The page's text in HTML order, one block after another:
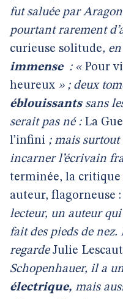
fut saluée par
pourtant rarement
curieuse solitude,
immense : « Pour
heureux » ; deux
éblouissants sans
serait pas né : La
l’infini ; mais surtout
incarner l’écrivain
terminée, la critique
auteur, flagorneuse :
lecteur, un auteur
fait des pieds de
regarde Julie Lescaut
Schopenhauer, il a
électrique, mais